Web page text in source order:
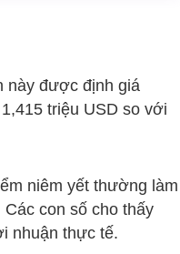
này được định giá
triệu USD so với
niêm yết thường làm
con số cho thấy
nhuận thực tế.